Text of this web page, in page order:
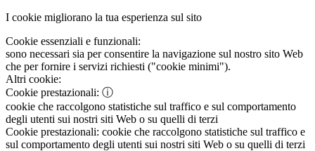
I cookie migliorano la tua esperienza sul sito
Cookie essenziali e funzionali:
sono necessari sia per consentire la navigazione sul nostro sito Web
che per fornire i servizi richiesti ("cookie minimi").
Altri cookie:
Cookie prestazionali: ⓘ
cookie che raccolgono statistiche sul traffico e sul comportamento
degli utenti sui nostri siti Web o su quelli di terzi
Cookie prestazionali: cookie che raccolgono statistiche sul traffico e
sul comportamento degli utenti sui nostri siti Web o su quelli di terzi